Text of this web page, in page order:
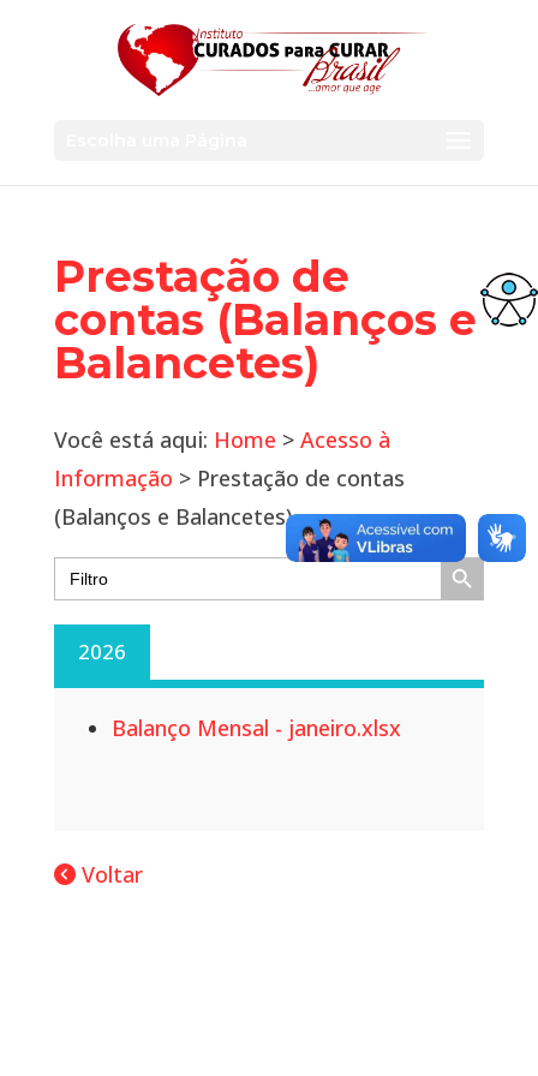
Prestação de
contas (Balanços e
Balancetes)
Você está aqui: Home > Acesso à
Informação > Prestação de contas
(Balanços e Balancetes)
Search
for:
Search Button
2026
Balanço Mensal - janeiro.xlsx
Voltar